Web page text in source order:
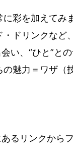
彩を加えてみ
ドリンクなど
い、“ひと”との
魅力＝ワザ（
るリンクから